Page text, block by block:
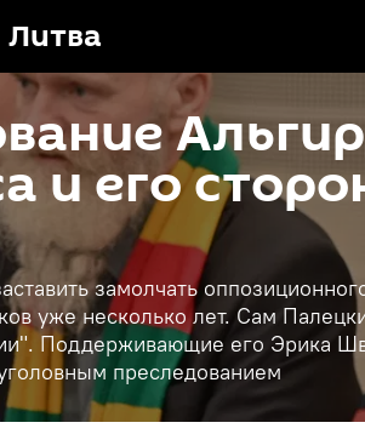
Литва
и его
замолчать
уже несколько лет. Сам
Поддерживающие его Эрика
преследованием